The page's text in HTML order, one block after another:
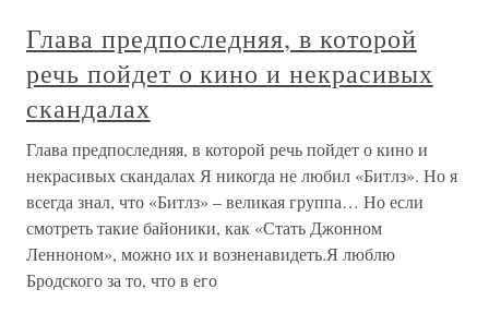
Глава предпоследняя, в которой
речь пойдет о кино и некрасивых
скандалах
Глава предпоследняя, в которой речь пойдет о кино и
некрасивых скандалах Я никогда не любил «Битлз». Но я
всегда знал, что «Битлз» – великая группа… Но если
смотреть такие байоники, как «Стать Джонном
Ленноном», можно их и возненавидеть.Я люблю
Бродского за то, что в его